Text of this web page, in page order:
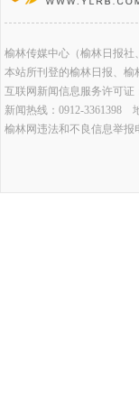
榆林传媒中心（榆林日报社
本站所刊登的榆林日报、
互联网新闻信息服务许可
新闻热线：0912-
榆林网违法和不良信息举报